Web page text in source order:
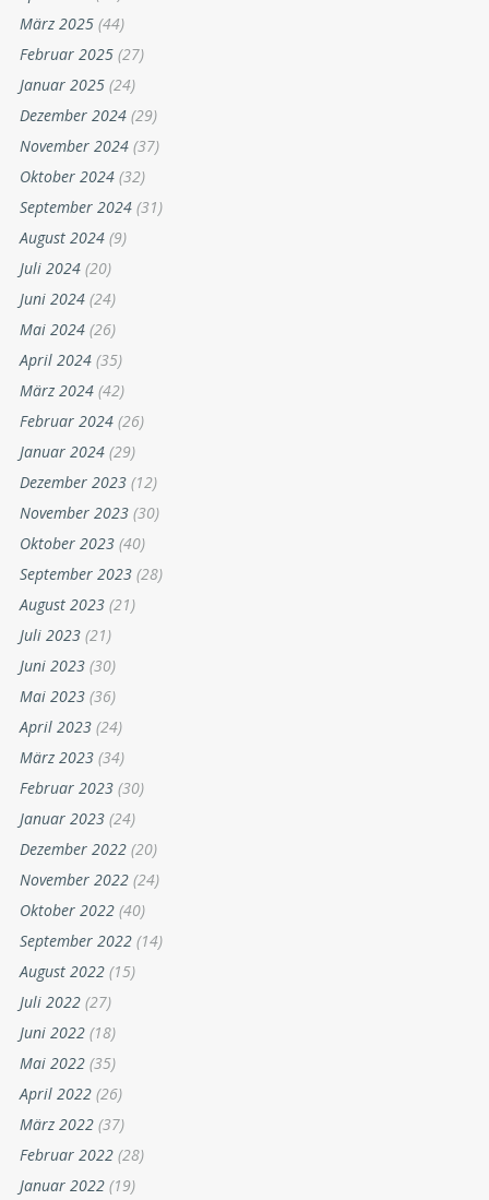
März 2025 (44)
Februar 2025 (27)
Januar 2025 (24)
Dezember 2024 (29)
November 2024 (37)
Oktober 2024 (32)
September 2024 (31)
August 2024 (9)
Juli 2024 (20)
Juni 2024 (24)
Mai 2024 (26)
April 2024 (35)
März 2024 (42)
Februar 2024 (26)
Januar 2024 (29)
Dezember 2023 (12)
November 2023 (30)
Oktober 2023 (40)
September 2023 (28)
August 2023 (21)
Juli 2023 (21)
Juni 2023 (30)
Mai 2023 (36)
April 2023 (24)
März 2023 (34)
Februar 2023 (30)
Januar 2023 (24)
Dezember 2022 (20)
November 2022 (24)
Oktober 2022 (40)
September 2022 (14)
August 2022 (15)
Juli 2022 (27)
Juni 2022 (18)
Mai 2022 (35)
April 2022 (26)
März 2022 (37)
Februar 2022 (28)
Januar 2022 (19)